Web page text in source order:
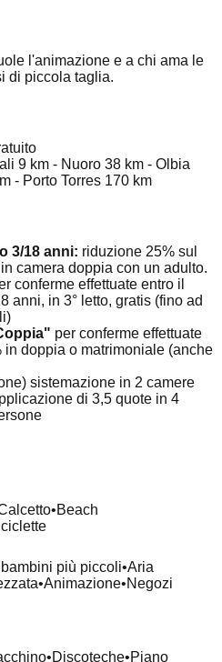
l'animazione e a chi ama le
di piccola taglia.
9 km - Nuoro 38 km - Olbia
- Porto Torres 170 km
3/18 anni: riduzione 25% sul
camera doppia con un adulto.
conferme effettuate entro il
anni, in 3° letto, gratis (fino ad
per conferme effettuate
doppia o matrimoniale (anche
sistemazione in 2 camere
di 3,5 quote in 4
•Beach
più piccoli•Aria
•Animazione•Negozi
•Discoteche•Piano